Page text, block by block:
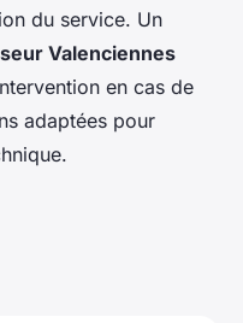
du service. Un
Valenciennes
en cas de
adaptées pour